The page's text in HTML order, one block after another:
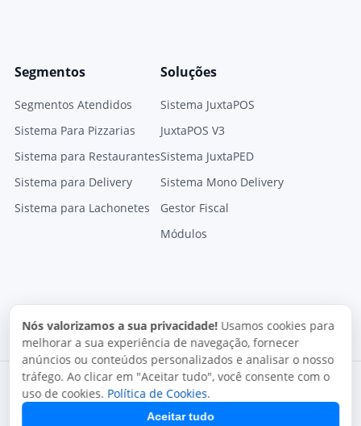
Segmentos
Segmentos Atendidos
Sistema Para Pizzarias
Sistema para Restaurantes
Sistema para Delivery
Sistema para Lachonetes
Soluções
Sistema JuxtaPOS
JuxtaPOS V3
Sistema JuxtaPED
Sistema Mono Delivery
Gestor Fiscal
Módulos
Nós valorizamos a sua privacidade! Usamos cookies para
melhorar a sua experiência de navegação, fornecer
anúncios ou conteúdos personalizados e analisar o nosso
tráfego. Ao clicar em "Aceitar tudo", você consente com o
uso de cookies. Política de Cookies.
Aceitar tudo